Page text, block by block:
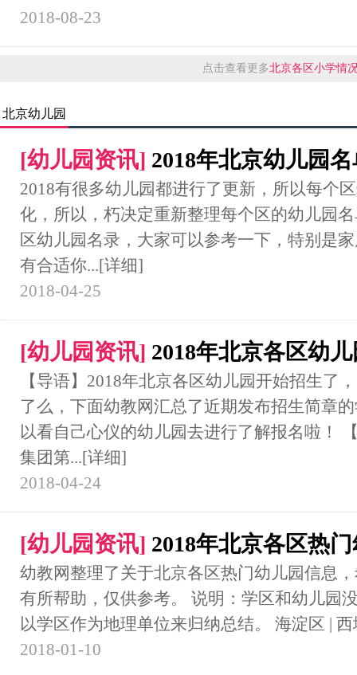
2018-08-23
点击查看更多北京各区小学情
北京幼儿园
[幼儿园资讯] 2018年北京幼儿园
2018有很多幼儿园都进行了更新，所以每个
化，所以，朽决定重新整理每个区的幼儿园
区幼儿园名录，大家可以参考一下，特别是
有合适你...[详细]
2018-04-25
[幼儿园资讯] 2018年北京各区幼
【导语】2018年北京各区幼儿园开始招生了
了么，下面幼教网汇总了近期发布招生简章
以看自己心仪的幼儿园去进行了解报名啦！
集团第...[详细]
2018-04-24
[幼儿园资讯] 2018年北京各区热
幼教网整理了关于北京各区热门幼儿园信息
有所帮助，仅供参考。 说明：学区和幼儿园
以学区作为地理单位来归纳总结。 海淀区 |
2018-01-10